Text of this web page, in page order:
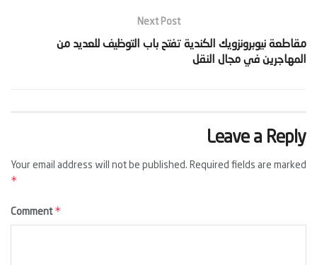
Next Post
‫مقاطعة نيوبرونزويك الكندية تفتح باب التوظيف للعديد من
المهاجرين في مجال النقل‬
Leave a Reply
Your email address will not be published. Required fields are marked
*
Comment *